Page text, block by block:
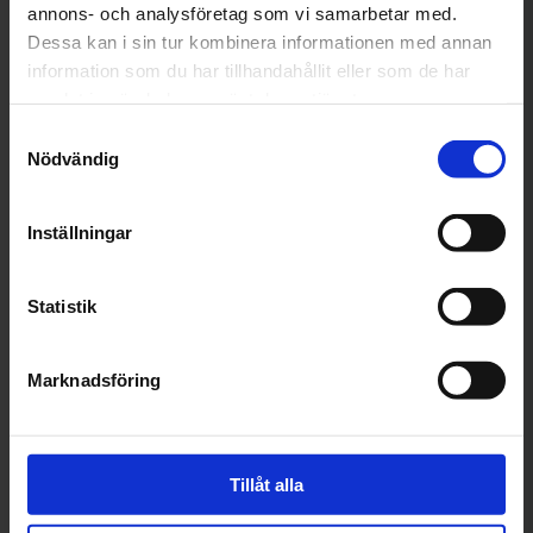
annons- och analysföretag som vi samarbetar med.
Dessa kan i sin tur kombinera informationen med annan
information som du har tillhandahållit eller som de har
Nödvändig
Inställningar
Statistik
Marknadsföring
Tillåt alla
Hitta en verkstad nära dig